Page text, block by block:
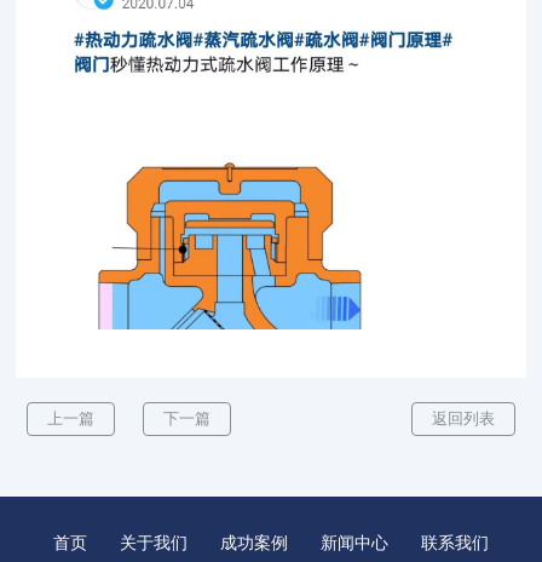
上一篇 下一篇 返回列表
首页 关于我们 成功案例 新闻中心 联系我们